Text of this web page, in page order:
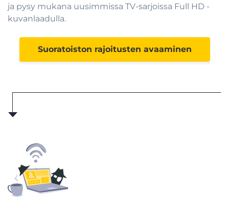
ja pysy mukana uusimmissa TV-sarjoissa Full HD -
kuvanlaadulla.
Suoratoiston rajoitusten avaaminen